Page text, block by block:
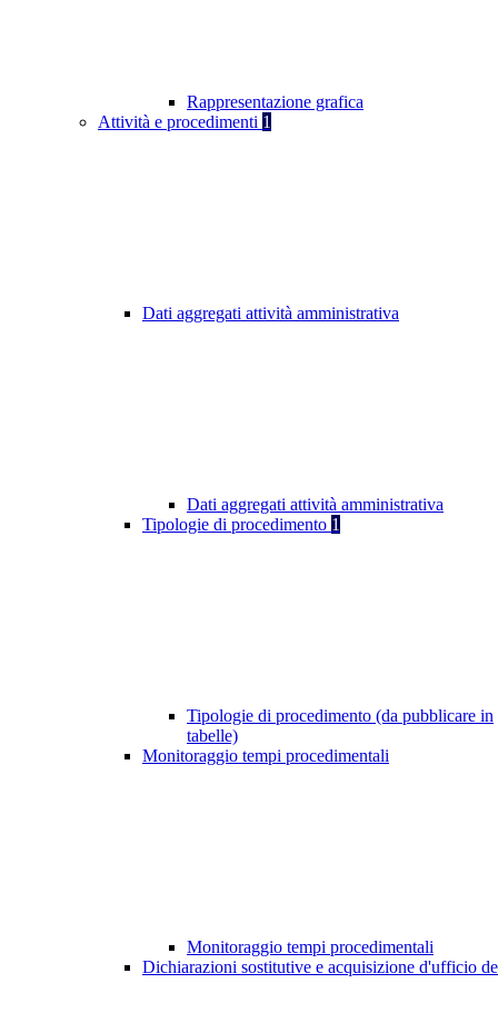
Rappresentazione grafica
Attività e procedimenti 1
Dati aggregati attività amministrativa
Dati aggregati attività amministrativa
Tipologie di procedimento 1
Tipologie di procedimento (da pubblicare in
tabelle)
Monitoraggio tempi procedimentali
Monitoraggio tempi procedimentali
Dichiarazioni sostitutive e acquisizione d'ufficio